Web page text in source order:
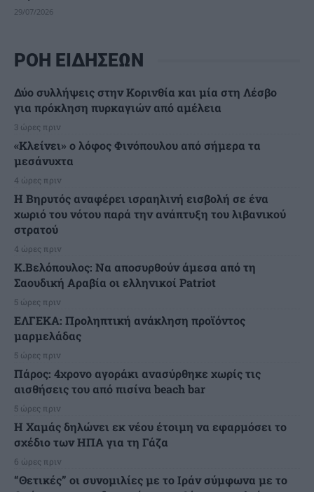
29/07/2026
ΡΟΗ ΕΙΔΗΣΕΩΝ
Δύο συλλήψεις στην Κορινθία και μία στη Λέσβο
για πρόκληση πυρκαγιών από αμέλεια
3 ώρες πριν
«Κλείνει» ο λόφος Φινόπουλου από σήμερα τα
μεσάνυχτα
4 ώρες πριν
Η Βηρυτός αναφέρει ισραηλινή εισβολή σε ένα
χωριό του νότου παρά την ανάπτυξη του λιβανικού
στρατού
4 ώρες πριν
Κ.Βελόπουλος: Να αποσυρθούν άμεσα από τη
Σαουδική Αραβία οι ελληνικοί Patriot
5 ώρες πριν
ΕΛΓΕΚΑ: Προληπτική ανάκληση προϊόντος
μαρμελάδας
5 ώρες πριν
Πάρος: 4χρονο αγοράκι ανασύρθηκε χωρίς τις
αισθήσεις του από πισίνα beach bar
5 ώρες πριν
Η Χαμάς δηλώνει εκ νέου έτοιμη να εφαρμόσει το
σχέδιο των ΗΠΑ για τη Γάζα
6 ώρες πριν
“Θετικές” οι συνομιλίες με το Ιράν σύμφωνα με το